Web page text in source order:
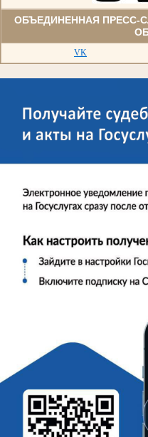
ОБЪЕДИНЕННАЯ ПРЕСС-
VK